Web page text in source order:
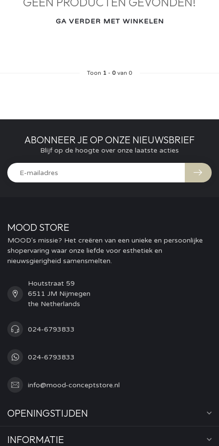
GA VERDER MET WINKELEN
Toon 1 - 0van 0
ABONNEER JE OP ONZE NIEUWSBRIEF
Blijf op de hoogte over onze laatste acties
MOOD STORE
MOOD's missie? Het creëren van een unieke en persoonlijke
shopervaring waar onze liefde voor esthetiek en
nieuwsgierigheid samensmelten.
Houtstraat 59
6511 JM Nijmegen
the Netherlands
024-6793833
024-6793833
info@mood-conceptstore.nl
OPENINGSTIJDEN
INFORMATIE